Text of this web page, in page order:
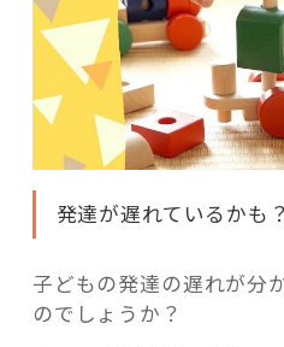
発達が遅れているかも？
子どもの発達の遅れが分
のでしょうか？